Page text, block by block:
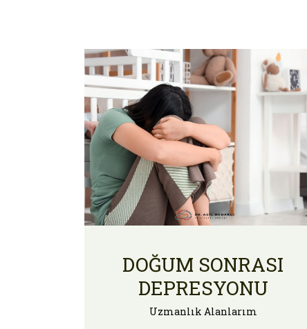
DOĞUM SONRASI
DEPRESYONU
Uzmanlık Alanlarım